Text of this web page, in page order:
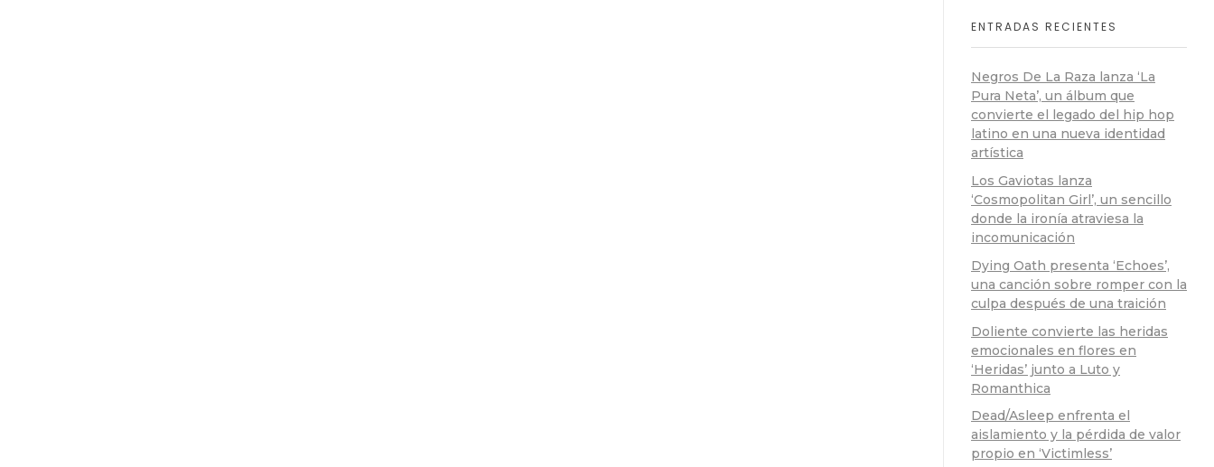
ENTRADAS RECIENTES
Negros De La Raza lanza ‘La
Pura Neta’, un álbum que
convierte el legado del hip hop
latino en una nueva identidad
artística
Los Gaviotas lanza
‘Cosmopolitan Girl’, un sencillo
donde la ironía atraviesa la
incomunicación
Dying Oath presenta ‘Echoes’,
una canción sobre romper con la
culpa después de una traición
Doliente convierte las heridas
emocionales en flores en
‘Heridas’ junto a Luto y
Romanthica
Dead/Asleep enfrenta el
aislamiento y la pérdida de valor
propio en ‘Victimless’